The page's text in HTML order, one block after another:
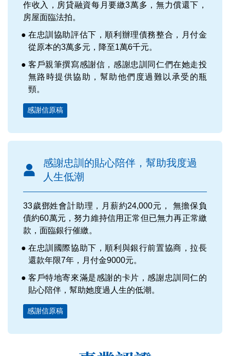
作收入，房貸融資每月要繳3萬多，無力償還下，
房屋面臨法拍。
在忠訓協助評估下，順利辦理債務整合，月付金
從原本的3萬多元，降至1萬6千元。
客戶親筆撰寫感謝信，感謝忠訓同仁們在她走投
無路時提供協助，幫助他們度過難以承受的瓶
頸。
感謝信原稿
感謝忠訓的貼心陪伴，幫助我度過
人生低潮
33歲鄧姓會計助理，月薪約24,000元， 無擔保負
債約60萬元，努力維持信用正常但已無力再正常繳
款，面臨銀行催繳。
在忠訓國際協助下，順利與銀行前置協商，拉長
還款年限7年，月付金9000元。
客戶特地寄來滿是感謝的卡片，感謝忠訓同仁的
貼心陪伴，幫助她度過人生的低潮。
感謝信原稿